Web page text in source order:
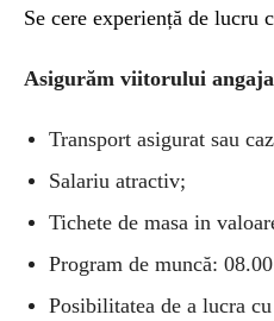
Se cere experiență de lucru
Asigurăm viitorului
Transport asigurat sau
Salariu atractiv;
Tichete de masa in
Program de muncă:
Posibilitatea de a lucra